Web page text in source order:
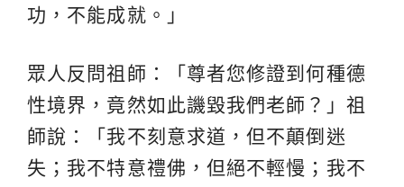
功，不能成就。」
眾人反問祖師：「尊者您修證到何種德
性境界，竟然如此譏毀我們老師？」祖
師說：「我不刻意求道，但不顛倒迷
失；我不特意禮佛，但絕不輕慢；我不